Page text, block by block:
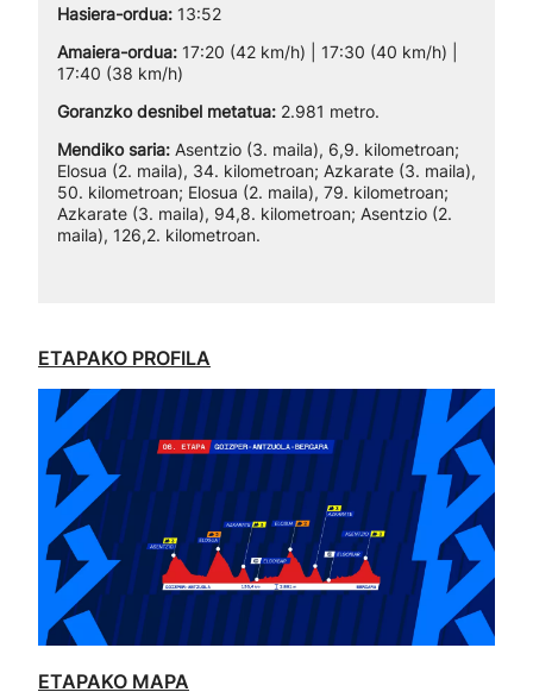
Hasiera-ordua: 13:52
Amaiera-ordua: 17:20 (42 km/h) | 17:30 (40 km/h) |
17:40 (38 km/h)
Goranzko desnibel metatua: 2.981 metro.
Mendiko saria: Asentzio (3. maila), 6,9. kilometroan;
Elosua (2. maila), 34. kilometroan; Azkarate (3. maila),
50. kilometroan; Elosua (2. maila), 79. kilometroan;
Azkarate (3. maila), 94,8. kilometroan; Asentzio (2.
maila), 126,2. kilometroan.
ETAPAKO PROFILA
ETAPAKO MAPA